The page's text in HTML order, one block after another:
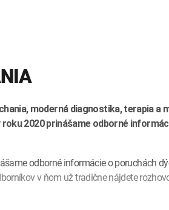
vyšetrení Kortizol
Human papillomavirus (HPV)
moderná diagnostika, terapia a
2020 prinášame odborné
odborné informácie o poruchách
v ňom už tradične nájdete